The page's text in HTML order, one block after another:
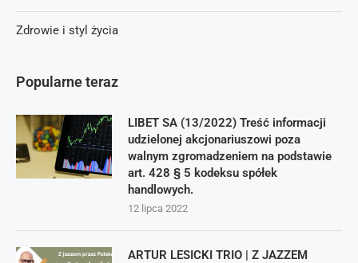
Popularne teraz
LIBET SA (13/2022) Treść informacji
udzielonej akcjonariuszowi poza
walnym zgromadzeniem na podstawie
art. 428 § 5 kodeksu spółek
handlowych.
12 lipca 2022
ARTUR LESICKI TRIO | Z JAZZEM
Zdrowie i styl życia